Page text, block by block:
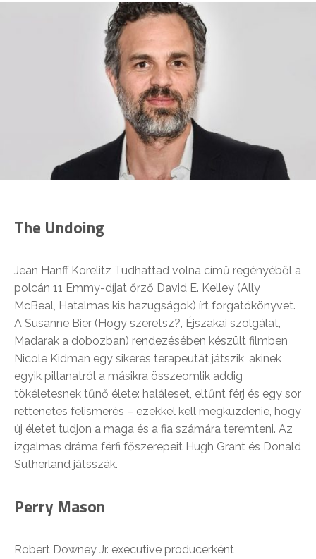
The Undoing
Jean Hanff Korelitz Tudhattad volna című regényéből a
polcán 11 Emmy-díjat őrző David E. Kelley (Ally
McBeal, Hatalmas kis hazugságok) írt forgatókönyvet.
A Susanne Bier (Hogy szeretsz?, Éjszakai szolgálat,
Madarak a dobozban) rendezésében készült filmben
Nicole Kidman egy sikeres terapeutát játszik, akinek
egyik pillanatról a másikra összeomlik addig
tökéletesnek tűnő élete: haláleset, eltűnt férj és egy sor
rettenetes felismerés – ezekkel kell megküzdenie, hogy
új életet tudjon a maga és a fia számára teremteni. Az
izgalmas dráma férfi főszerepeit Hugh Grant és Donald
Sutherland játsszák.
Perry Mason
Robert Downey Jr. executive producerként